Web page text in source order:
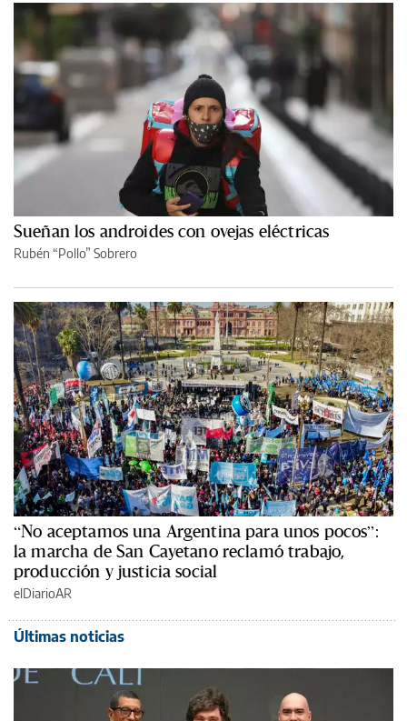
Sueñan los androides con ovejas eléctricas
Rubén “Pollo” Sobrero
“No aceptamos una Argentina para unos pocos”:
la marcha de San Cayetano reclamó trabajo,
producción y justicia social
elDiarioAR
Últimas noticias